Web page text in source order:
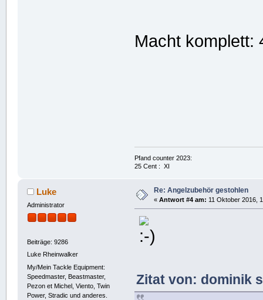
Macht komplett:
Pfand counter 2023:
25 Cent : XI
Luke
Administrator
Beiträge: 9286
Luke Rheinwalker
My/Mein Tackle Equipment:
Speedmaster, Beastmaster,
Pezon et Michel, Viento, Twin
Power, Stradic und anderes.
Re: Angelzubehör gestohlen
« Antwort #4 am: 11 Oktober 2016,
Zitat von: dominik